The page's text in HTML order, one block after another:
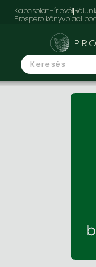
KapcsolatHírlevélRólunk
Prospero könyvpiaci